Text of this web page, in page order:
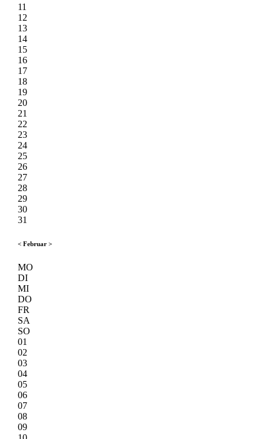
11
12
13
14
15
16
17
18
19
20
21
22
23
24
25
26
27
28
29
30
31
< Februar >
MO
DI
MI
DO
FR
SA
SO
01
02
03
04
05
06
07
08
09